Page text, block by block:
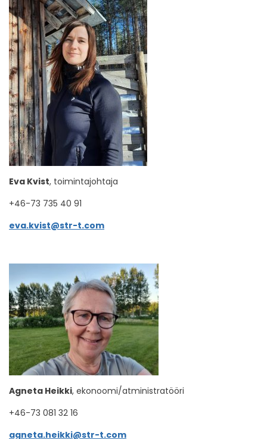
Eva Kvist, toimintajohtaja
+46-73 735 40 91
eva.kvist@str-t.com
Agneta Heikki, ekonoomi/atministratööri
+46-73 081 32 16
agneta.heikki@str-t.com